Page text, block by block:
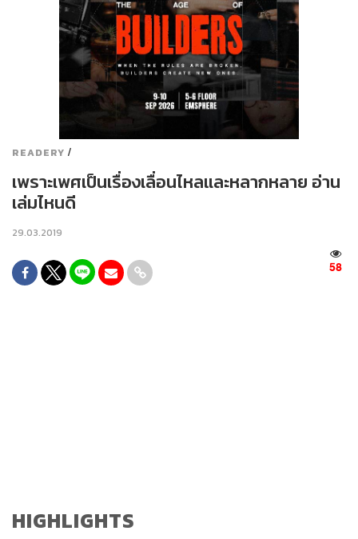
READERY /
เพราะเพศเป็นเรื่องเลื่อนไหลและหลากหลาย อ่าน
เล่มไหนดี
29.03.2019
58
HIGHLIGHTS